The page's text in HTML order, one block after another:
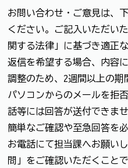
お問い合わせ・ご意見は、
ください。ご記入いただい
関する法律」に基づき適正
返信を希望する場合、内容
調整のため、2週間以上の期
パソコンからのメールを拒
話等には回答が送付できま
簡単なご確認や至急回答を
お電話にて担当課へお願い
問」をご確認いただくこと